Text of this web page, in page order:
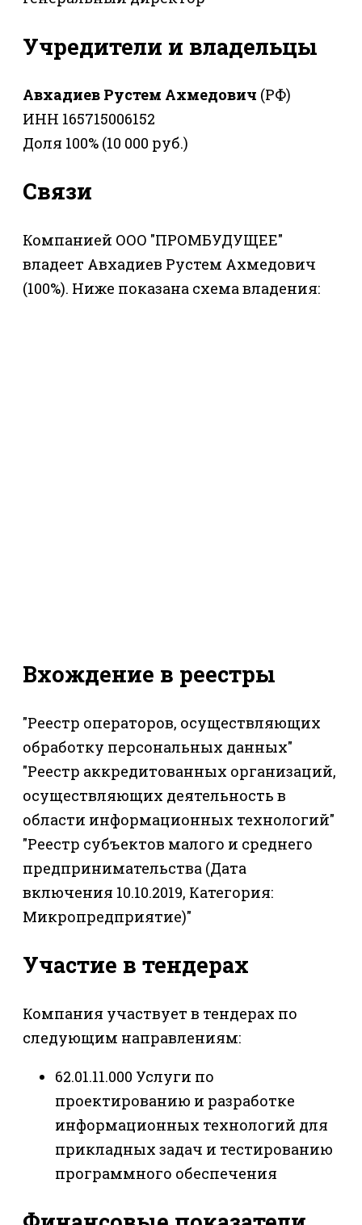
Учредители и владельцы
Авхадиев Рустем Ахмедович (РФ)
ИНН 165715006152
Доля 100% (10 000 руб.)
Связи
Компанией ООО "ПРОМБУДУЩЕЕ"
владеет Авхадиев Рустем Ахмедович
(100%). Ниже показана схема владения:
Вхождение в реестры
"Реестр операторов, осуществляющих
обработку персональных данных"
"Реестр аккредитованных организаций,
осуществляющих деятельность в
области информационных технологий"
"Реестр субъектов малого и среднего
предпринимательства (Дата
включения 10.10.2019, Категория:
Микропредприятие)"
Участие в тендерах
Компания участвует в тендерах по
следующим направлениям:
62.01.11.000 Услуги по
проектированию и разработке
информационных технологий для
прикладных задач и тестированию
программного обеспечения